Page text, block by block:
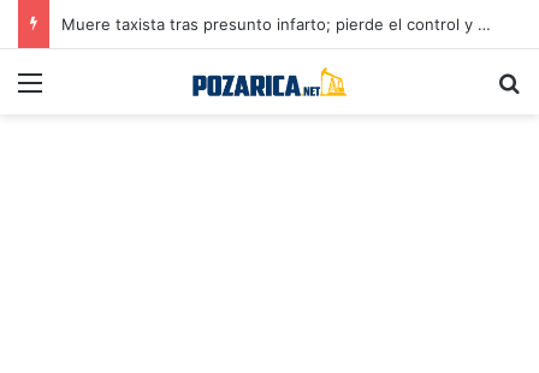
Muere taxista tras presunto infarto; pierde el control y provoca accidente en Poza Rica
Menú